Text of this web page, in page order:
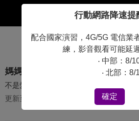
媽媽好神之俗女家務事
不是愛瞎拚！我買的都不是自己的！！！
更新至第 504 集
行動網路降速提
配合國家演習，4G/5G 電信業
練，影音觀看可能延
‧ 中部：8/10
‧ 北部：8/13
確定